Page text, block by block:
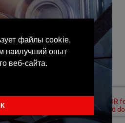
файлы cookie,
наилучший опыт
веб-сайта.